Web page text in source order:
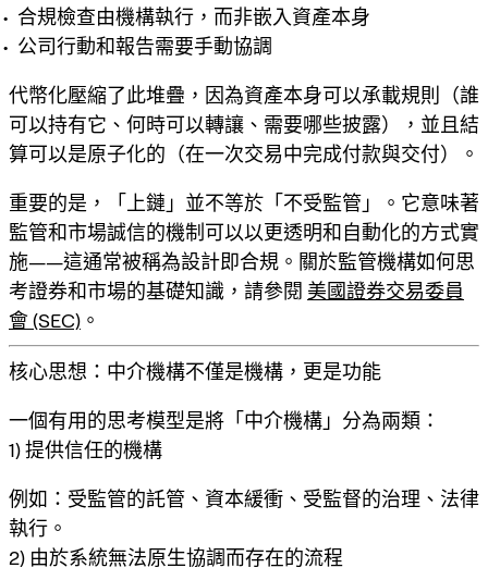
合規檢查由機構執行，而非嵌入資產本身
公司行動和報告需要手動協調
代幣化壓縮了此堆疊，因為資產本身可以承載規則
（誰
可以持有它、何時可以轉讓、需要哪些披露），並且結
算可以是原子化的 （在一次交易中完成付款與交付）。
重要的是，「上鏈」並不等於「不受監管」。它意味著
監管和市場誠信的機制 可以以更透明和自動化的方式實
施——這通常被稱為設計即合規 。關於監管機構如何思
考證券和市場的基礎知識，請參閱 美國證券交易委員
會 (SEC) 。
核心思想：中介機構不僅是機構，更是功能
一個有用的思考模型是將「中介機構」分為兩類：
1) 提供信任的機構
例如：受監管的託管、資本緩衝、受監督的治理、法律
執行。
2) 由於系統無法原生協調而存在的流程